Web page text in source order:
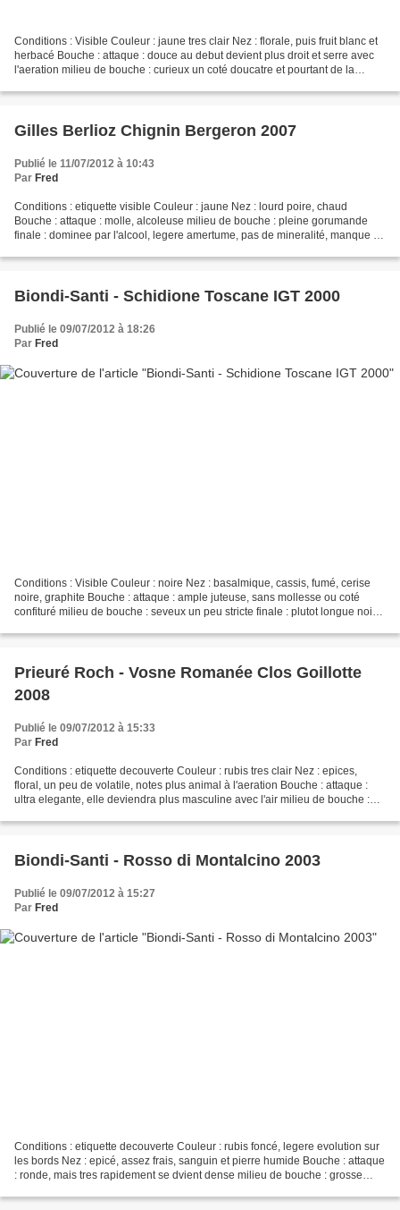
Conditions : Visible Couleur : jaune tres clair Nez : florale, puis fruit blanc et
herbacé Bouche : attaque : douce au debut devient plus droit et serre avec
l'aeration milieu de bouche : curieux un coté doucatre et pourtant de la
Gilles Berlioz Chignin Bergeron 2007
Publié le 11/07/2012 à 10:43
Par Fred
Conditions : etiquette visible Couleur : jaune Nez : lourd poire, chaud
Bouche : attaque : molle, alcoleuse milieu de bouche : pleine gorumande
finale : dominee par l'alcool, legere amertume, pas de mineralité, manque de
Biondi-Santi - Schidione Toscane IGT 2000
Publié le 09/07/2012 à 18:26
Par Fred
Conditions : Visible Couleur : noire Nez : basalmique, cassis, fumé, cerise
noire, graphite Bouche : attaque : ample juteuse, sans mollesse ou coté
confituré milieu de bouche : seveux un peu stricte finale : plutot longue noire,
Prieuré Roch - Vosne Romanée Clos Goillotte
2008
Publié le 09/07/2012 à 15:33
Par Fred
Conditions : etiquette decouverte Couleur : rubis tres clair Nez : epices,
floral, un peu de volatile, notes plus animal à l'aeration Bouche : attaque :
ultra elegante, elle deviendra plus masculine avec l'air milieu de bouche :
Biondi-Santi - Rosso di Montalcino 2003
Publié le 09/07/2012 à 15:27
Par Fred
Conditions : etiquette decouverte Couleur : rubis foncé, legere evolution sur
les bords Nez : epicé, assez frais, sanguin et pierre humide Bouche : attaque
: ronde, mais tres rapidement se dvient dense milieu de bouche : grosse